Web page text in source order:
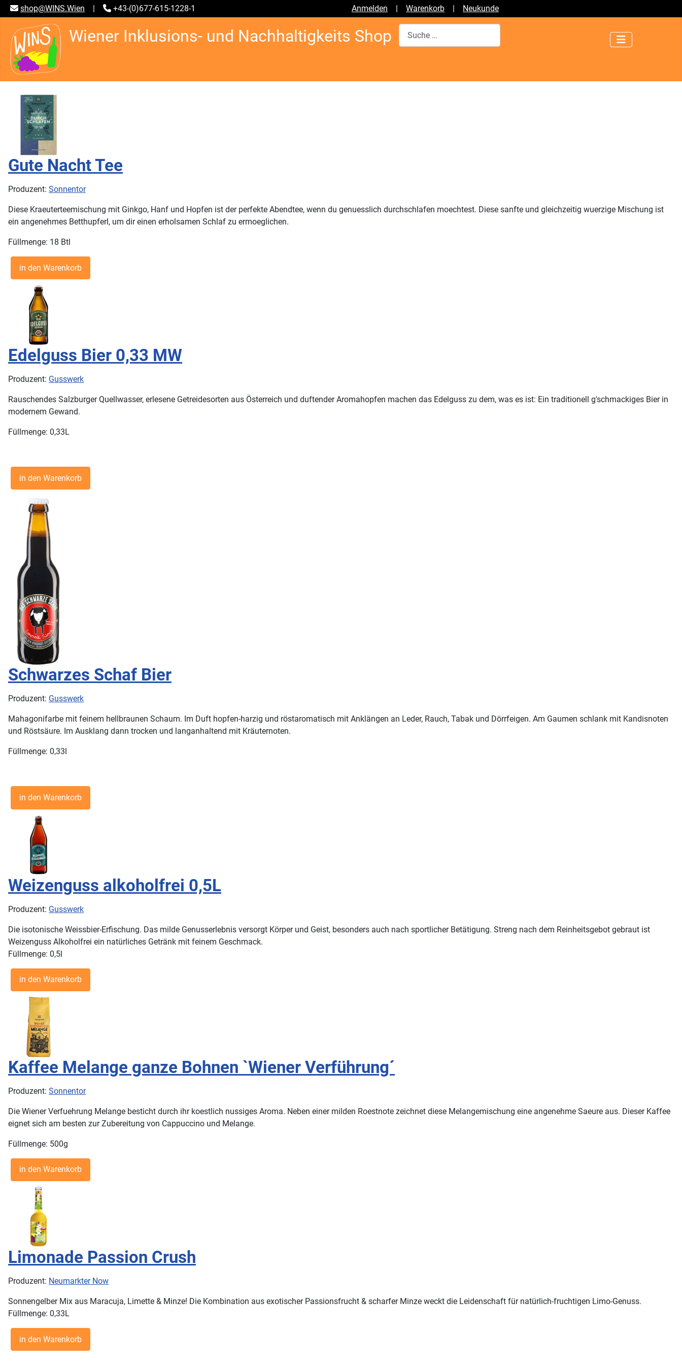
shop@WINS.Wien | +43-(0)677-615-1228-1 Anmelden | Warenkorb | Neukunde
Wiener Inklusions- und Nachhaltigkeits Shop Suchen
Gute Nacht Tee
Produzent: Sonnentor
Diese Kraeuterteemischung mit Ginkgo, Hanf und Hopfen ist der perfekte Abendtee, wenn du genuesslich durchschlafen moechtest. Diese sanfte und gleichzeitig wuerzige Mischung ist
ein angenehmes Betthupferl, um dir einen erholsamen Schlaf zu ermoeglichen.
Füllmenge: 18 Btl
Edelguss Bier 0,33 MW
Produzent: Gusswerk
Rauschendes Salzburger Quellwasser, erlesene Getreidesorten aus Österreich und duftender Aromahopfen machen das Edelguss zu dem, was es ist: Ein traditionell g'schmackiges Bier in
modernem Gewand.
Füllmenge: 0,33L
Schwarzes Schaf Bier
Produzent: Gusswerk
Mahagonifarbe mit feinem hellbraunen Schaum. Im Duft hopfen-harzig und röstaromatisch mit Anklängen an Leder, Rauch, Tabak und Dörrfeigen. Am Gaumen schlank mit Kandisnoten
und Röstsäure. Im Ausklang dann trocken und langanhaltend mit Kräuternoten.
Füllmenge: 0,33l
Weizenguss alkoholfrei 0,5L
Produzent: Gusswerk
Die isotonische Weissbier-Erfischung. Das milde Genusserlebnis versorgt Körper und Geist, besonders auch nach sportlicher Betätigung. Streng nach dem Reinheitsgebot gebraut ist
Weizenguss Alkoholfrei ein natürliches Getränk mit feinem Geschmack.
Füllmenge: 0,5l
Kaffee Melange ganze Bohnen `Wiener Verführung´
Produzent: Sonnentor
Die Wiener Verfuehrung Melange besticht durch ihr koestlich nussiges Aroma. Neben einer milden Roestnote zeichnet diese Melangemischung eine angenehme Saeure aus. Dieser Kaffee
eignet sich am besten zur Zubereitung von Cappuccino und Melange.
Füllmenge: 500g
Limonade Passion Crush
Produzent: Neumarkter Now
Sonnengelber Mix aus Maracuja, Limette & Minze! Die Kombination aus exotischer Passionsfrucht & scharfer Minze weckt die Leidenschaft für natürlich-fruchtigen Limo-Genuss.
Füllmenge: 0,33L